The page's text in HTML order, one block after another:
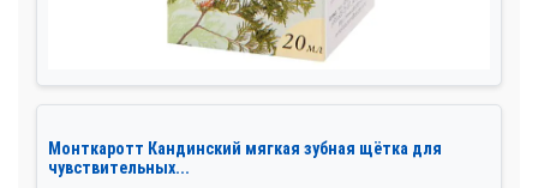
Монткаротт Кандинский мягкая зубная щётка для
чувствительных...